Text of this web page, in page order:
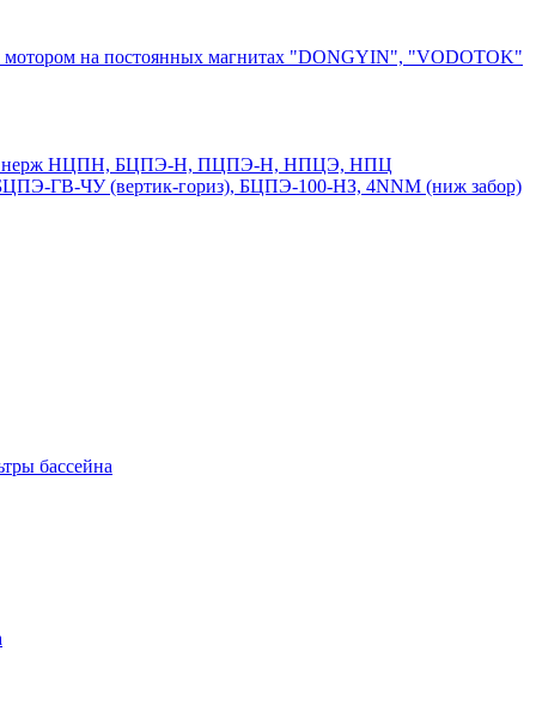
мотором на постоянных магнитах "DONGYIN", "VODOTOK"
и нерж НЦПН, БЦПЭ-Н, ПЦПЭ-Н, НПЦЭ, НПЦ
ГВ-ЧУ (вертик-гориз), БЦПЭ-100-НЗ, 4NNM (ниж забор)
бассейна